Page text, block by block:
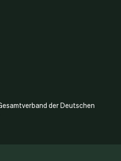
der Deutschen